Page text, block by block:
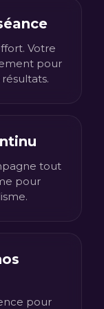
Votre
pour
tout
pour
pour